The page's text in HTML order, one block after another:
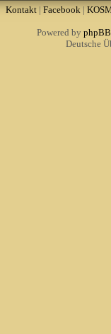
Kontakt| Facebook|
Powered by phpBB
Deutsche